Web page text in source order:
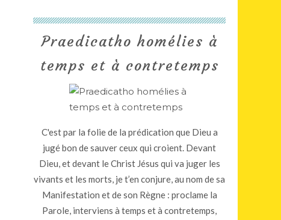
Praedicatho homélies à
temps et à contretemps
C'est par la folie de la prédication que Dieu a
jugé bon de sauver ceux qui croient. Devant
Dieu, et devant le Christ Jésus qui va juger les
vivants et les morts, je t’en conjure, au nom de sa
Manifestation et de son Règne : proclame la
Parole, interviens à temps et à contretemps,